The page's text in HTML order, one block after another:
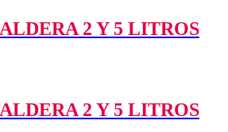
2 Y 5 LITROS
2 Y 5 LITROS